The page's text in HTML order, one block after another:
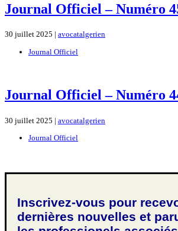
Journal Officiel – Numéro
30 juillet 2025 | avocatalgerien
Journal Officiel
Journal Officiel – Numéro
30 juillet 2025 | avocatalgerien
Journal Officiel
Inscrivez-vous pour
dernières nouvelles et